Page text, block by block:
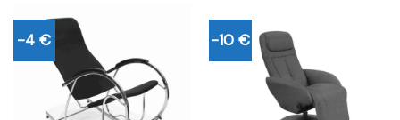
-4 € -10 €